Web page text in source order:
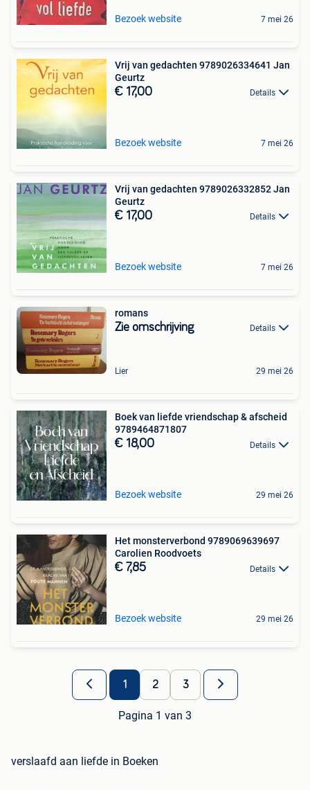
Bezoek website 7 mei 26
Vrij van gedachten 9789026334641 Jan
Geurtz
€ 17,00 Details
Bezoek website 7 mei 26
Vrij van gedachten 9789026332852 Jan
Geurtz
€ 17,00 Details
Bezoek website 7 mei 26
romans
Zie omschrijving Details
Lier 29 mei 26
Boek van liefde vriendschap & afscheid
9789464871807
€ 18,00 Details
Bezoek website 29 mei 26
Het monsterverbond 9789069639697
Carolien Roodvoets
€ 7,85 Details
Bezoek website 29 mei 26
1 2 3
Pagina 1 van 3
verslaafd aan liefde in Boeken